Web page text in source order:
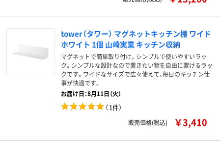
tower（タワー） マグネットキッチン棚 ワイド
ホワイト 1個 山崎実業 キッチン収納
マグネットで簡単取り付け。シンプルで使いやすいラッ
ク。シンプルな設計なので置きたい物を自由に置けるラッ
クです。ワイドなサイズで広々使えて、毎日のキッチン仕
事が快適です。
お届け日：8月11日（火）
（1件）
販売価格(税込) ￥3,410